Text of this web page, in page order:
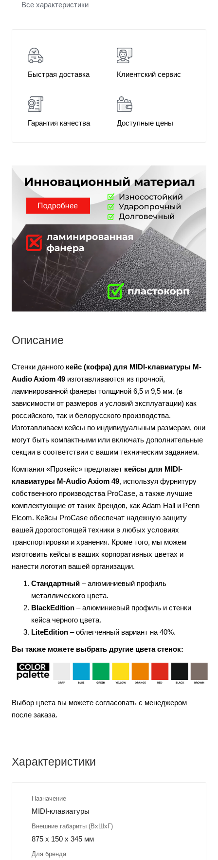
Все характеристики
Быстрая доставка Клиентский сервис
Гарантия качества Доступные цены
Описание
Стенки данного кейс (кофра) для MIDI-клавиатуры M-
Audio Axiom 49 изготавливаются из прочной,
ламинированной фанеры толщиной 6,5 и 9,5 мм. (в
зависимости от размеров и условий эксплуатации) как
российского, так и белорусского производства.
Изготавливаем кейсы по индивидуальным размерам, они
могут быть компактными или включать дополнительные
секции в соответствии с вашим техническим заданием.
Компания «Прокейс» предлагает кейсы для MIDI-
клавиатуры M-Audio Axiom 49, используя фурнитуру
собственного производства ProCase, а также лучшие
комплектующие от таких брендов, как Adam Hall и Penn
Elcom. Кейсы ProCase обеспечат надежную защиту
вашей дорогостоящей техники в любых условиях
транспортировки и хранения. Кроме того, мы можем
изготовить кейсы в ваших корпоративных цветах и
нанести логотип вашей организации.
Стандартный – алюминиевый профиль
металлического цвета.
BlackEdition – алюминиевый профиль и стенки
кейса черного цвета.
LiteEdition – облегченный вариант на 40%.
Вы также можете выбрать другие цвета стенок:
Выбор цвета вы можете согласовать с менеджером
после заказа.
Характеристики
Назначение
MIDI-клавиатуры
Внешние габариты (ВхШхГ)
875 x 150 x 345 мм
Для бренда